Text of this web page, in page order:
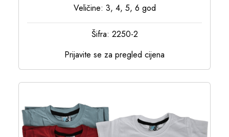
Veličine: 3, 4, 5, 6 god
Šifra: 2250-2
Prijavite se za pregled cijena